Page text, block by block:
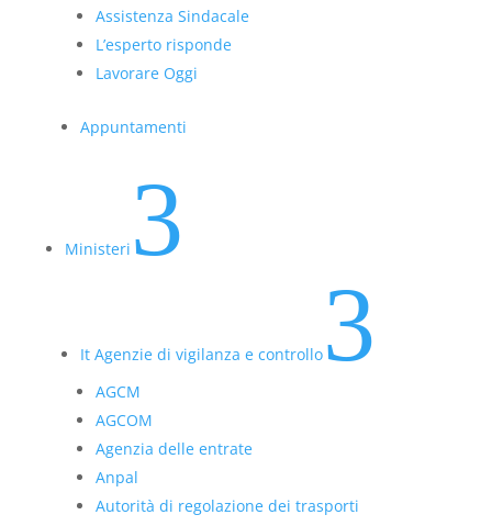
Assistenza Sindacale
L’esperto risponde
Lavorare Oggi
Appuntamenti
Ministeri 3
It Agenzie di vigilanza e controllo3
AGCM
AGCOM
Agenzia delle entrate
Anpal
Autorità di regolazione dei trasporti